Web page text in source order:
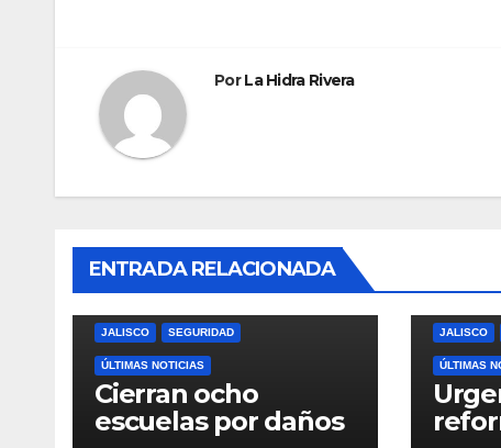
PorLa Hidra Rivera
ENTRADA RELACIONADA
JALISCO SEGURIDAD
ÚLTIMAS NOTICIAS
Cierran ocho
escuelas por daños
JALISCO
ÚLTIMAS